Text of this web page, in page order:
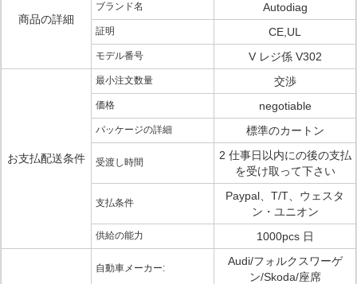
商品の詳細
ブランド名 Autodiag
証明 CE,UL
モデル番号 V レジ係 V302
お支払配送条件
最小注文数量 交渉
価格 negotiable
パッケージの詳細 標準のカートン
受渡し時間
2 仕事日以内にの後の支払
を受け取って下さい
支払条件
Paypal、T/T、ウェスタ
ン・ユニオン
供給の能力 1000pcs 日
自動車メーカー:
Audi/フォルクスワーゲ
ン/Skoda/座席